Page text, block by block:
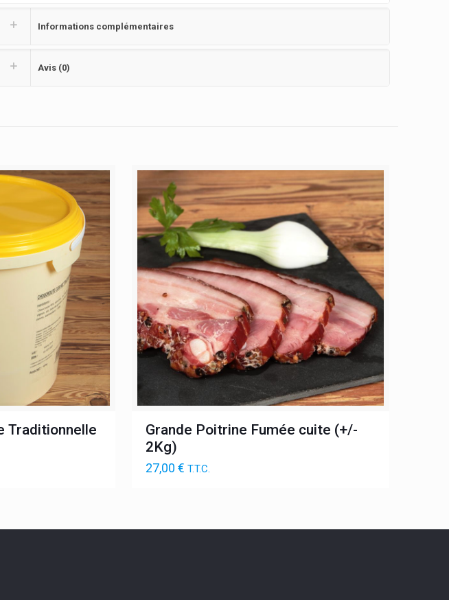
Informations complémentaires
Avis (0)
Traditionnelle
Grande Poitrine Fumée cuite (+/-
2Kg)
27,00€ T.T.C.